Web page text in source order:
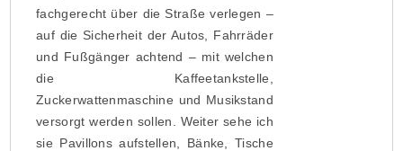
fachgerecht über die Straße verlegen –
auf die Sicherheit der Autos, Fahrräder
und Fußgänger achtend – mit welchen
die Kaffeetankstelle,
Zuckerwattenmaschine und Musikstand
versorgt werden sollen. Weiter sehe ich
sie Pavillons aufstellen, Bänke, Tische